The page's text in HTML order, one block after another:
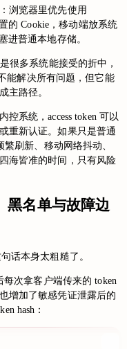
浏览器里优先使用
的 Cookie，移动端放系统
进普通本地存储。
很多系统能接受的折中，
能解决所有问题，但它能
主路径。
系统，access token 可以
重新认证。如果只是普通
繁刷新、移动网络抖动、
海皆准的时间，只有风险
黑名单与故障边
话本身太粗糙了。
次拿客户端传来的 token
增加了敏感凭证泄露后的
hash：